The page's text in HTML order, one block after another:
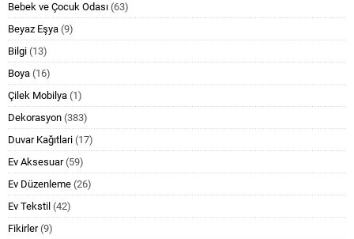
Bebek ve Çocuk Odası (63)
Beyaz Eşya (9)
Bilgi (13)
Boya (16)
Çilek Mobilya (1)
Dekorasyon (383)
Duvar Kağıtlari (17)
Ev Aksesuar(59)
Ev Düzenleme (26)
Ev Tekstil (42)
Fikirler(9)